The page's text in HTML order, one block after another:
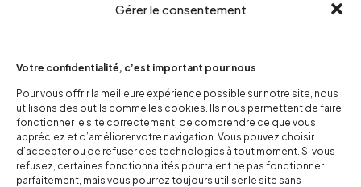
Gérer le consentement
Votre confidentialité, c’est important pour nous
Pour vous offrir la meilleure expérience possible sur notre site, nous
utilisons des outils comme les cookies. Ils nous permettent de faire
fonctionner le site correctement, de comprendre ce que vous
appréciez et d’améliorer votre navigation. Vous pouvez choisir
d’accepter ou de refuser ces technologies à tout moment. Si vous
refusez, certaines fonctionnalités pourraient ne pas fonctionner
parfaitement, mais vous pourrez toujours utiliser le site sans
Tshirt Ouija II
Top femme No Saver
-60% -47%